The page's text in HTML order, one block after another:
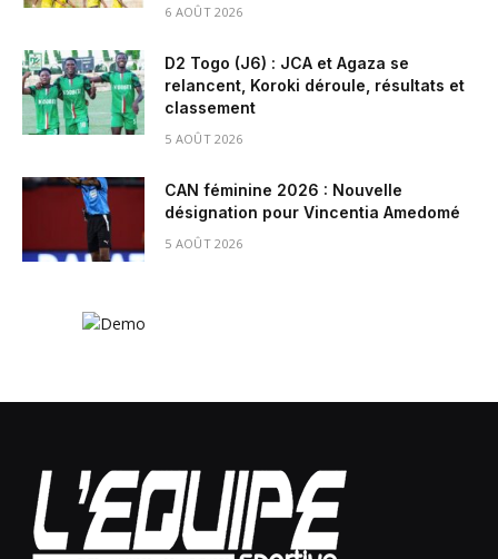
6 AOÛT 2026
D2 Togo (J6) : JCA et Agaza se
relancent, Koroki déroule, résultats et
classement
5 AOÛT 2026
CAN féminine 2026 : Nouvelle
désignation pour Vincentia Amedomé
5 AOÛT 2026